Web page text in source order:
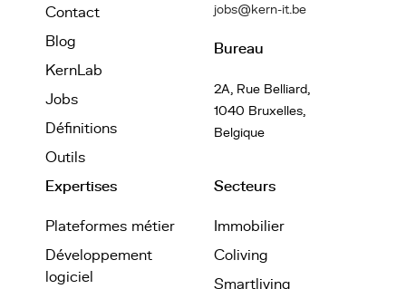
Contact
Blog
KernLab
Jobs
Définitions
Outils
jobs@kern-it.be
Bureau
2A, Rue Belliard,
1040 Bruxelles,
Belgique
Expertises
Plateformes métier
Développement
logiciel
Secteurs
Immobilier
Coliving
Smartliving